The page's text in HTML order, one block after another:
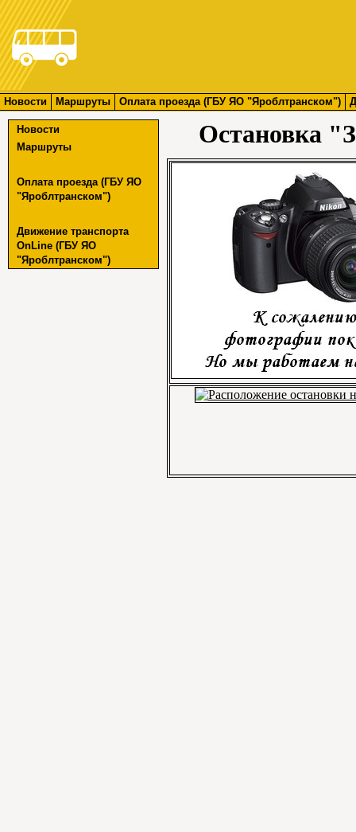
Новости Маршруты Оплата проезда (ГБУ ЯО "Яроблтранском")
Новости
Маршруты
Оплата проезда (ГБУ ЯО
"Яроблтранском")
Движение транспорта
OnLine (ГБУ ЯО
"Яроблтранском")
Остановка